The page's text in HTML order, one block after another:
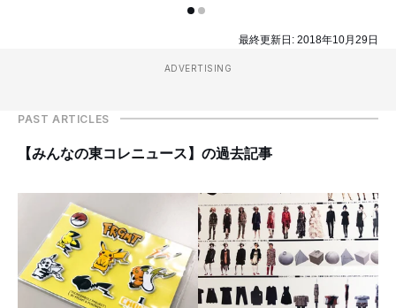
最終更新日: 2018年10月29日
ADVERTISING
PAST ARTICLES
【みんなの東コレニュース】の過去記事